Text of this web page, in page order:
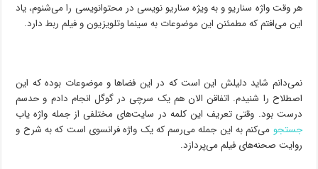
هر وقت واژه سناریو و به ویژه سناریو نویسی در محتوانویسی را می‌شنوم، یاد
این می‌افتم که مطمئنن این موضوعات به سینما وتلویزیون و فیلم ربط دارد.
نمی‌دانم شاید دلیلش این است که در این فضاها و موضوعات بوده که این
اصطلاح را شنیدم. اتفاقن الان هم یک سرچی در گوگل انجام دادم و حدسم
درست بود. وقتی تعریف این کلمه در سایت‌های مختلفی از جمله واژه یاب
جستجو می‌کنم به این جمله می‌رسم که یک واژه فرانسوی است که به شرح و
روایت صحنه‌های فیلم می‌پردازد.